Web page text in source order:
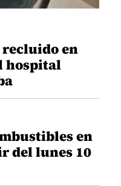
recluido en
hospital
en
del lunes 10